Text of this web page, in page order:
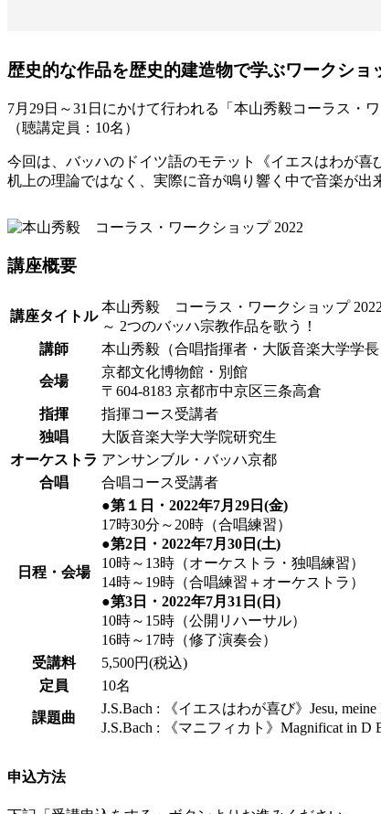
歴史的な作品を歴史的建造物で学ぶワークショ
7月29日～31日にかけて行われる「本山秀毅コーラス・
（聴講定員：10名）
今回は、バッハのドイツ語のモテット《イエスはわが喜
机上の理論ではなく、実際に音が鳴り響く中で音楽が出
講座概要
講座タイトル
本山秀毅 コーラス・ワークショップ 2022
～ 2つのバッハ宗教作品を歌う！
講師
本山秀毅（合唱指揮者・大阪音楽大学学長
会場
京都文化博物館・別館
〒604-8183 京都市中京区三条高倉
指揮
指揮コース受講者
独唱
大阪音楽大学大学院研究生
オーケストラ アンサンブル・バッハ京都
合唱
合唱コース受講者
日程・会場
●第１日・2022年7月29日(金)
17時30分～20時（合唱練習）
●第2日・2022年7月30日(土)
10時～13時（オーケストラ・独唱練習）
14時～19時（合唱練習＋オーケストラ）
●第3日・2022年7月31日(日)
10時～15時（公開リハーサル）
16時～17時（修了演奏会）
受講料
5,500円(税込)
定員
10名
課題曲
J.S.Bach : 《イエスはわが喜び》Jesu,
J.S.Bach : 《マニフィカト》Magnificat in D
申込方法